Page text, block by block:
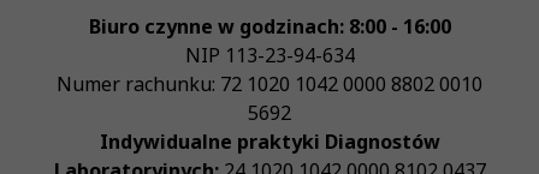
Biuro czynne w godzinach: 8:00 - 16:00
NIP 113-23-94-634
Numer rachunku: 72 1020 1042 0000 8802 0010
5692
Indywidualne praktyki Diagnostów